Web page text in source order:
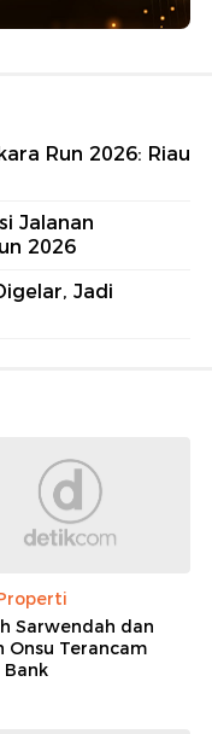
Run 2026: Riau
Jalanan
2026
Jadi
Sarwendah dan
Onsu Terancam